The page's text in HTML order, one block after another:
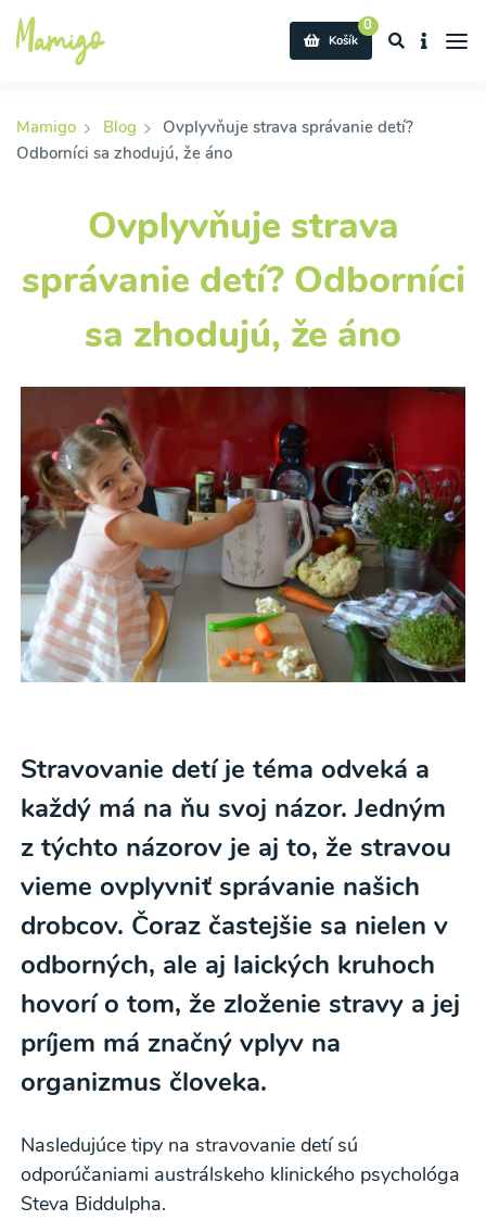
0
Košík
Mamigo Blog
Ovplyvňuje strava správanie detí?
Odborníci sa zhodujú, že áno
Ovplyvňuje strava
správanie detí? Odborníci
sa zhodujú, že áno
Stravovanie detí je téma odveká a
každý má na ňu svoj názor. Jedným
z týchto názorov je aj to, že stravou
vieme ovplyvniť správanie našich
drobcov. Čoraz častejšie sa nielen v
odborných, ale aj laických kruhoch
hovorí o tom, že zloženie stravy a jej
príjem má značný vplyv na
organizmus človeka.
Nasledujúce tipy na stravovanie detí sú
odporúčaniami austrálskeho klinického psychológa
Steva Biddulpha.